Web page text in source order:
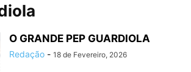
O GRANDE PEP GUARDIOLA
Redação - 18 de Fevereiro, 2026